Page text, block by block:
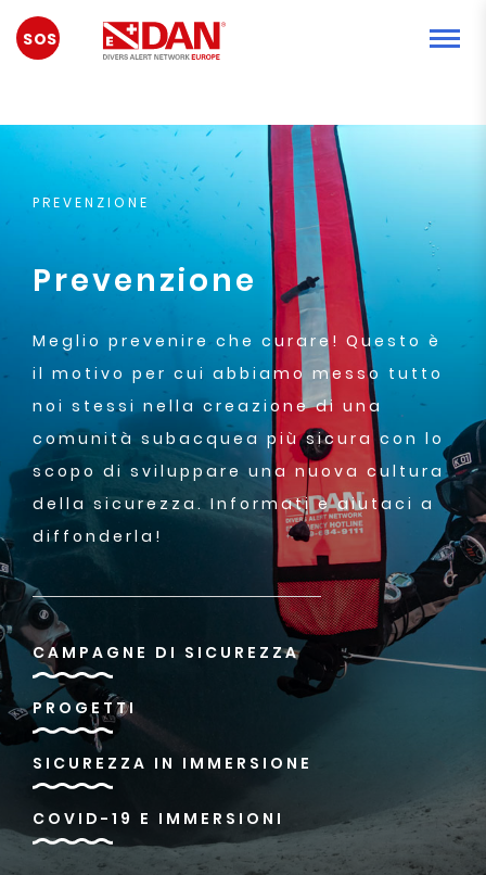
EMERGENZA
PREVENZIONE
Prevenzione
Meglio prevenire che curare! Questo è
il motivo per cui abbiamo messo tutto
noi stessi nella creazione di una
comunità subacquea più sicura con lo
scopo di sviluppare una nuova cultura
della sicurezza. Informati e aiutaci a
diffonderla!
CAMPAGNE DI SICUREZZA
PROGETTI
SICUREZZA IN IMMERSIONE
COVID-19 E IMMERSIONI